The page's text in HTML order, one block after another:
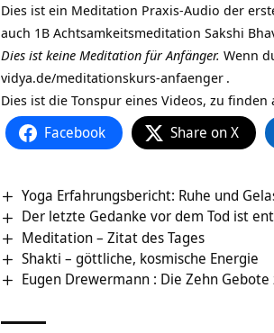
Dies ist ein Meditation Praxis-Audio der
auch 1B Achtsamkeitsmeditation Sakshi
Dies ist keine Meditation für Anfänger. Wenn
vidya.de/meditationskurs-anfaenger .
Dies ist die Tonspur eines Videos, zu finden
Facebook Share on X
Yoga Erfahrungsbericht: Ruhe und
Der letzte Gedanke vor dem Tod ist
Meditation – Zitat des Tages
Shakti – göttliche, kosmische Energie
Eugen Drewermann : Die Zehn